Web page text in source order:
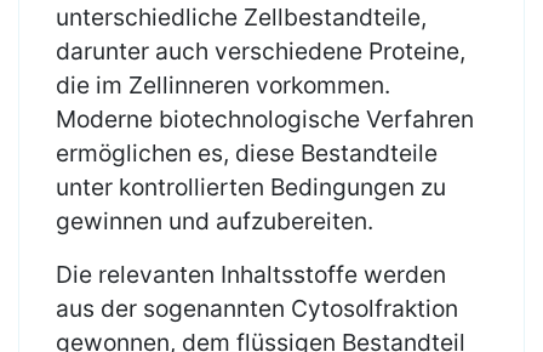
unterschiedliche Zellbestandteile,
darunter auch verschiedene Proteine,
die im Zellinneren vorkommen.
Moderne biotechnologische Verfahren
ermöglichen es, diese Bestandteile
unter kontrollierten Bedingungen zu
gewinnen und aufzubereiten.
Die relevanten Inhaltsstoffe werden
aus der sogenannten Cytosolfraktion
gewonnen, dem flüssigen Bestandteil